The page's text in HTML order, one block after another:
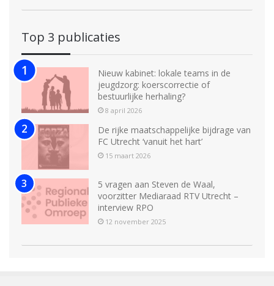
Top 3 publicaties
Nieuw kabinet: lokale teams in de
jeugdzorg: koerscorrectie of
bestuurlijke herhaling?
8 april 2026
De rijke maatschappelijke bijdrage van
FC Utrecht ‘vanuit het hart’
15 maart 2026
5 vragen aan Steven de Waal,
voorzitter Mediaraad RTV Utrecht –
interview RPO
12 november 2025